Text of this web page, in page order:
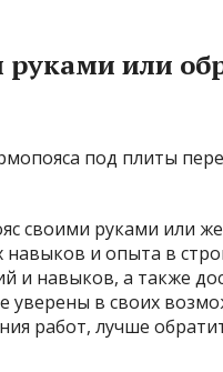
или
своими руками или
и опыта в
и навыков, а также
в своих
работ, лучше